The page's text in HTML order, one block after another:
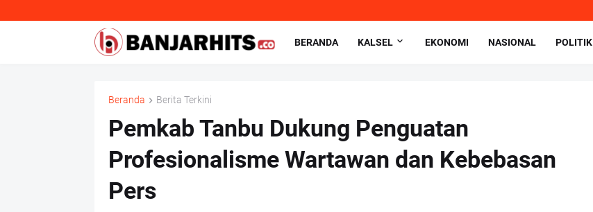
BERANDA KALSEL EKONOMI NASIONAL POLITIK
Beranda Berita Terkini
Pemkab Tanbu Dukung Penguatan
Profesionalisme Wartawan dan Kebebasan
Pers